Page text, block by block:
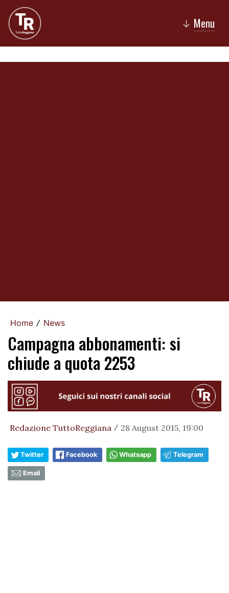
↓ Menu
Home / News
Campagna abbonamenti: si
chiude a quota 2253
Redazione TuttoReggiana / 28 August 2015, 19:00
Twitter Facebook Whatsapp Telegram
Email